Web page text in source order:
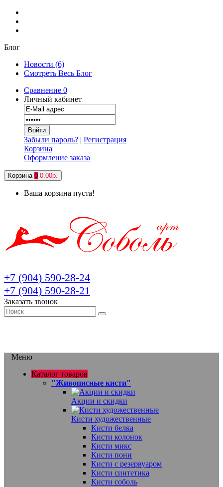
Блог
Новости (6)
Смотреть Весь Блог
Сравнение 0
Личный кабинет
Забыли пароль? | Регистрация
Корзина
Оформление заказа
Корзина 0 0.00р.
Ваша корзина пуста!
+7 (904) 590-28-24
+7 (904) 590-28-21
Заказать звонок
Меню
Каталог товаров
"Живописные кисти"
Акции и скидки
Кисти художественные
Кисти белка
Кисти колонок
Кисти микс
Кисти пони
Кисти с резервуаром
Кисти синтетика
Кисти соболь